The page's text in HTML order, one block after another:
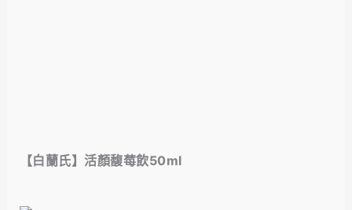
【白蘭氏】活顏馥莓飲50ml